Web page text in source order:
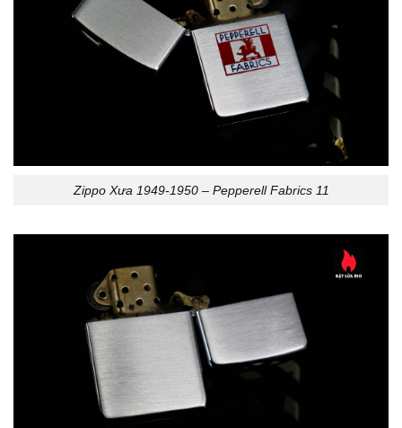
Zippo Xưa 1949-1950 – Pepperell Fabrics 11